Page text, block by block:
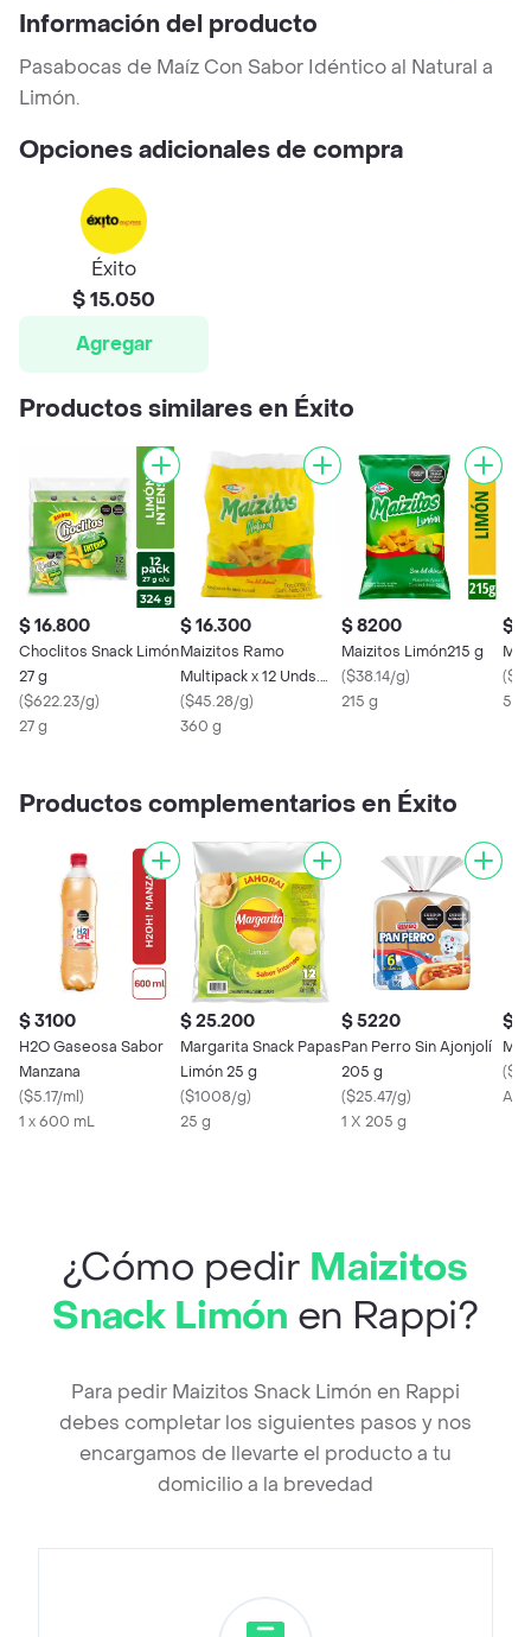
Información del producto
Pasabocas de Maíz Con Sabor Idéntico al Natural a
Limón.
Opciones adicionales de compra
Éxito
$ 15.050
Agregar
Productos similares en Éxito
$ 16.800
Choclitos Snack Limón
27 g
($622.23/g)
27 g
$ 16.300
Maizitos Ramo
Multipack x 12 Unds.
360 g. Sabor Natural
($45.28/g)
360 g
$ 8200
Maizitos Limón215 g
($38.14/g)
215 g
$
(
Productos complementarios en Éxito
$ 3100
H2O Gaseosa Sabor
Manzana
($5.17/ml)
1 x 600 mL
$ 25.200
Margarita Snack Papas
Limón 25 g
($1008/g)
25 g
$ 5220
Pan Perro Sin Ajonjolí
205 g
($25.47/g)
1 X 205 g
$
(
¿Cómo pedir Maizitos
Snack Limón en Rappi?
Para pedir Maizitos Snack Limón en Rappi
debes completar los siguientes pasos y nos
encargamos de llevarte el producto a tu
domicilio a la brevedad